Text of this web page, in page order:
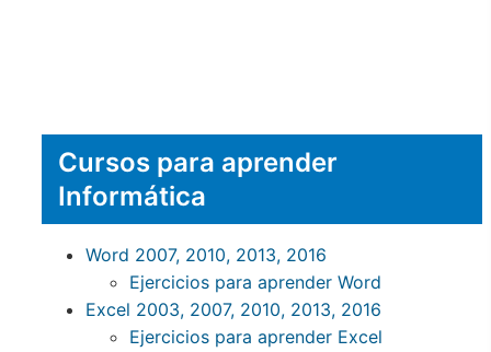
Cursos para aprender
Informática
Word 2007, 2010, 2013, 2016
Ejercicios para aprender Word
Excel 2003, 2007, 2010, 2013, 2016
Ejercicios para aprender Excel